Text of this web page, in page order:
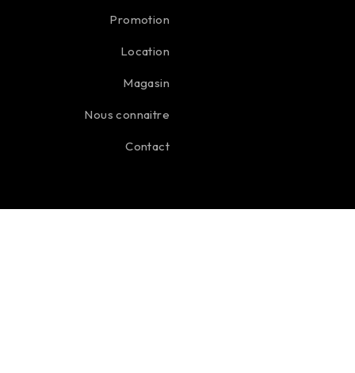
Promotion
Location
Magasin
Nous connaitre
Contact